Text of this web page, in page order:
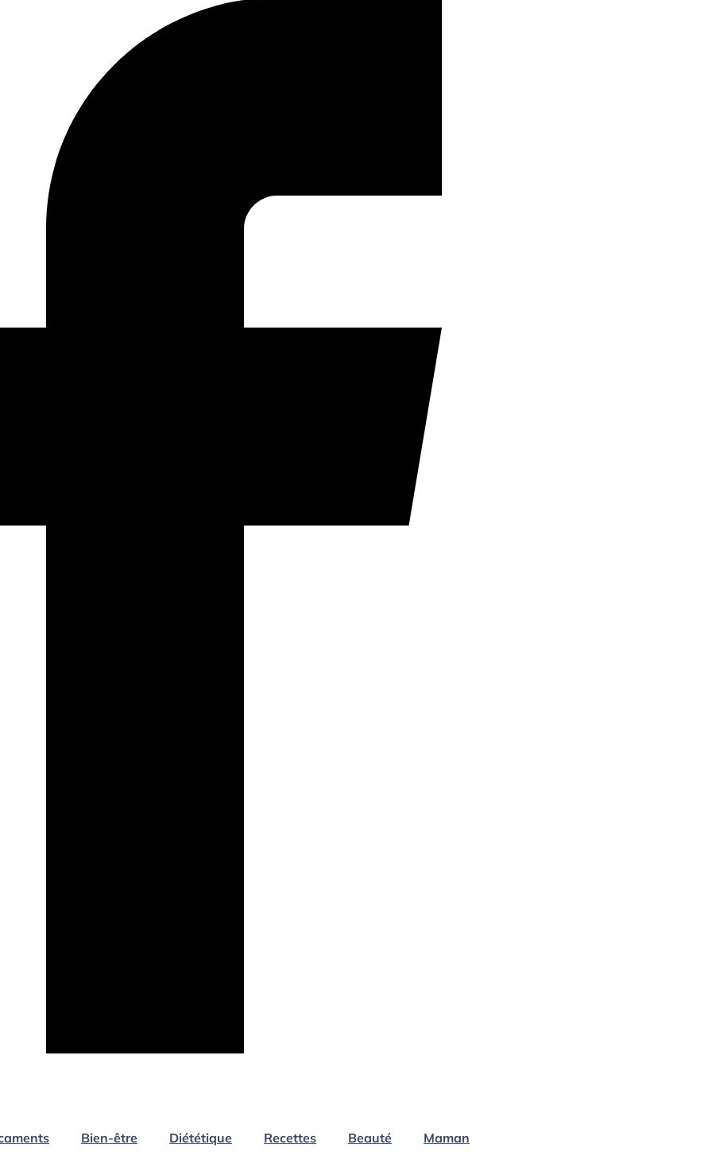
Bien-être Diététique Recettes Beauté Maman